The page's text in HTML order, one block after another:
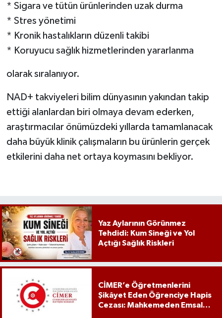
* Sigara ve tütün ürünlerinden uzak durma
* Stres yönetimi
* Kronik hastalıkların düzenli takibi
* Koruyucu sağlık hizmetlerinden yararlanma
olarak sıralanıyor.
NAD+ takviyeleri bilim dünyasının yakından takip
ettiği alanlardan biri olmaya devam ederken,
araştırmacılar önümüzdeki yıllarda tamamlanacak
daha büyük klinik çalışmaların bu ürünlerin gerçek
etkilerini daha net ortaya koymasını bekliyor.
Yaz Aylarının Görünmez
Tehdidi: Kum Sineği ve Yol
Açtığı Sağlık Riskleri
CİMER’e Öğretmenlerini
Şikâyet Eden Öğrenciye Hapis
Cezası: Mahkemeden Emsal